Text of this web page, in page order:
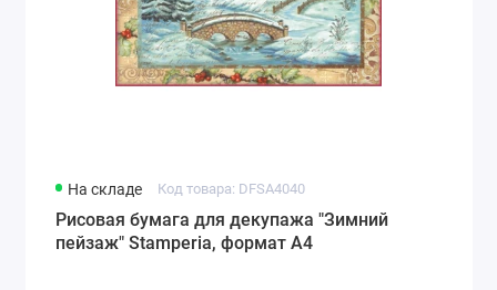
На складе Код товара: DFSA4040
Рисовая бумага для декупажа "Зимний
пейзаж" Stamperia, формат А4